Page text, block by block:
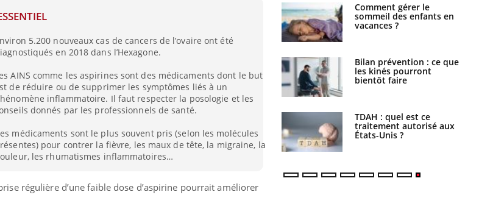
5.200 nouveaux cas de cancers de l’ovaire ont été
en 2018 dans l’Hexagone.
AINS comme les aspirines sont des médicaments dont le but
de réduire ou de supprimer les symptômes liés à un
inflammatoire. Il faut respecter la posologie et les
donnés par les professionnels de santé.
médicaments sont le plus souvent pris (selon les molécules
pour contrer la fièvre, les maux de tête, la migraine, la
les rhumatismes inflammatoires…
régulière d’une faible dose d’aspirine pourrait améliorer
dit la science
de la
?
par une tique en
coma pendant 42 jours
quelle est l’origine de la
contamination ?
Allergies alimentaires :
les réactions sévères
Comment gérer le
sommeil des enfants en
vacances ?
Bilan prévention : ce que
les kinés pourront
bientôt faire
TDAH : quel est ce
traitement autorisé aux
États-Unis ?